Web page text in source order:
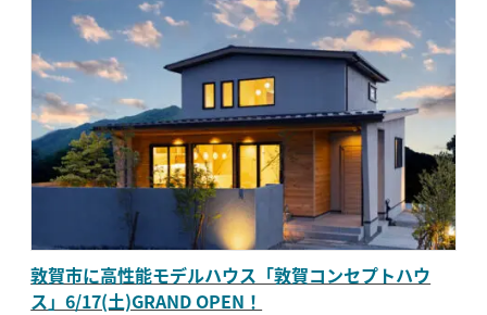
敦賀市に高性能モデルハウス「敦賀コンセプトハウ
ス」6/17(土)GRAND OPEN！